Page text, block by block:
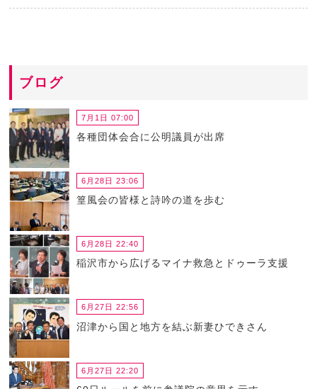
ブログ
7月1日 07:00
各種団体会合に公明議員が出席
6月28日 23:06
篁風会の皆様と詩吟の道を歩む
6月28日 22:40
稲沢市から広げるマイナ救急とドゥーラ支援
6月27日 22:56
沼津から国と地方を結ぶ新妻ひできさん
6月27日 22:20